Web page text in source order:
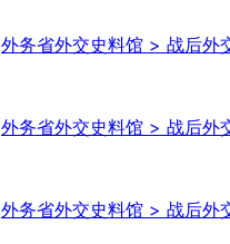
外务省外交史料馆 > 战后外
外务省外交史料馆 > 战后外
外务省外交史料馆 > 战后外